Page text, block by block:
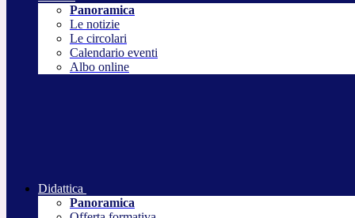
Panoramica
Le notizie
Le circolari
Calendario eventi
Albo online
Didattica
Panoramica